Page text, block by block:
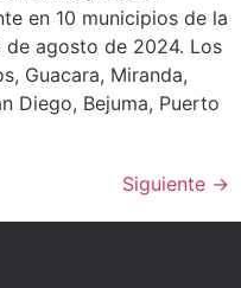
en 10 municipios de la
de agosto de 2024. Los
Guacara, Miranda,
Diego, Bejuma, Puerto
Siguiente →